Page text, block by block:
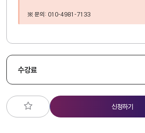
※ 문의: 010-4981-7133
수강료
신청하기